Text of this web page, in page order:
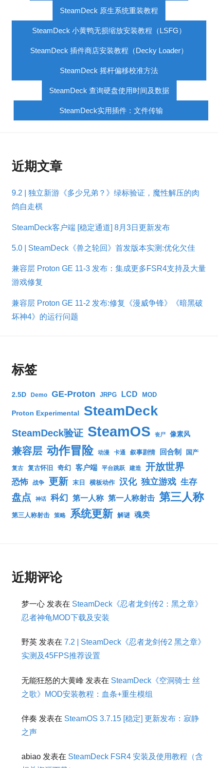
SteamDeck 原生系统重装教程
SteamDeck 小黄鸭无损缩放安装教程（LSFG）
SteamDeck 插件商店安装教程（Decky Loader）
SteamDeck 摇杆偏移校准方法
SteamDeck 查询硬盘使用时间及数据
SteamDeck实用插件：文件传输
近期文章
9.2 | 独立新游《多少兄弟？》绿标验证，魔性解压的肉
鸽自走棋
SteamDeck客户端 [稳定通道] 8月3日更新发布
5.0 | SteamDeck《兽之轮回》首发版本实测:优化欠佳
兼容层 Proton GE 11-3 发布：集成更多FSR4支持及大量
游戏修复
兼容层 Proton GE 11-2 发布:修复《漫威争锋》《暗黑破
坏神4》的运行问题
标签
2.5D Demo GE-Proton JRPG LCD MOD
Proton Experimental SteamDeck
SteamDeck验证 SteamOS 丧尸 像素风
兼容层 动作冒险 动漫 卡通 叙事剧情 回合制 国产
复古 复古怀旧 奇幻 客户端 平台跳跃 建造 开放世界
恐怖 战争 更新 末日 横板动作 汉化 独立游戏 生存
盘点 神话 科幻 第一人称 第一人称射击 第三人称
第三人称射击 策略 系统更新 解谜 魂类
近期评论
梦一心 发表在 SteamDeck《忍者龙剑传2：黑之章》
忍者神龟MOD下载及安装
野英 发表在 7.2 | SteamDeck《忍者龙剑传2 黑之章》
实测及45FPS推荐设置
无能狂怒的大黄峰 发表在 SteamDeck《空洞骑士 丝
之歌》MOD安装教程：血条+重生模组
伴奏 发表在 SteamOS 3.7.15 [稳定] 更新发布：寂静
之声
abiao 发表在 SteamDeck FSR4 安装及使用教程（含